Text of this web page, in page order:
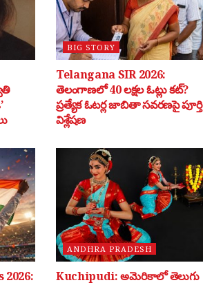
BIG STORY
Telangana SIR 2026:
తెలంగాణలో 40 లక్షల ఓట్లు కట్?
ప్రత్యేక ఓటర్ల జాబితా సవరణపై పూర్తి
విశ్లేషణ
2026:
ANDHRA PRADESH
Kuchipudi: అమెరికాలో తెలుగు